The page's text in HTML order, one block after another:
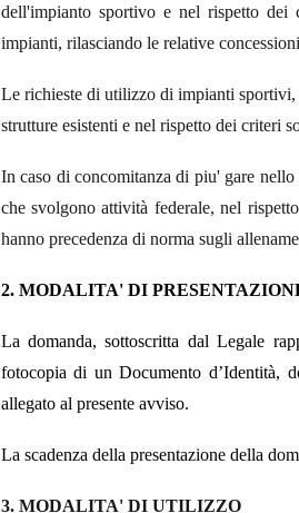
dell'impianto sportivo e nel rispetto
impianti, rilasciando le relative
Le richieste di utilizzo di impianti sportivi,
strutture esistenti e nel rispetto dei criteri
In caso di concomitanza di piu' gare nello
che svolgono attività federale, nel
hanno precedenza di norma sugli
2. MODALITA' DI
La domanda, sottoscritta dal Legale
fotocopia di un Documento d’Identità,
allegato al presente avviso.
La scadenza della presentazione della
3. MODALITA' DI UTILIZZO